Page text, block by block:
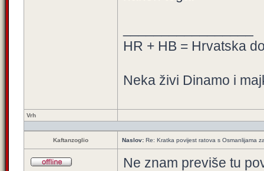
HR + HB = Hrvatska
Neka živi Dinamo i
Vrh
Kaftanzoglio Naslov: Re: Kratka povijest ratova s Osmanlijama
Ne znam previše tu